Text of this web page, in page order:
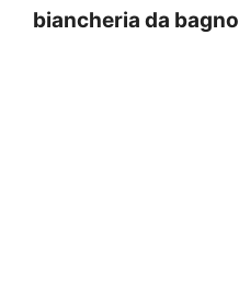
biancheria da bagno